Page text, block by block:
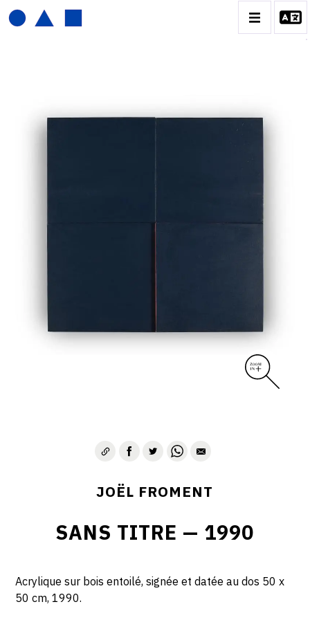
JOËL FROMENT
CATALOGUE DES OEUVRES
CONTACT
JOËL FROMENT
SANS TITRE — 1990
Acrylique sur bois entoilé, signée et datée au dos 50 x
50 cm, 1990.